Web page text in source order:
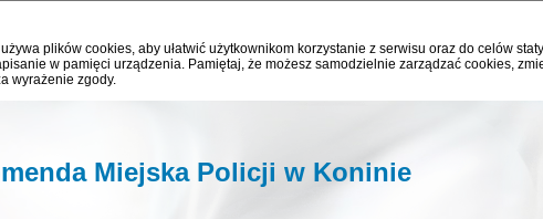
plików cookies, aby ułatwić użytkownikom korzystanie z serwisu oraz do celów
w pamięci urządzenia. Pamiętaj, że możesz samodzielnie zarządzać cookies,
wyrażenie zgody.
Miejska Policji w Koninie